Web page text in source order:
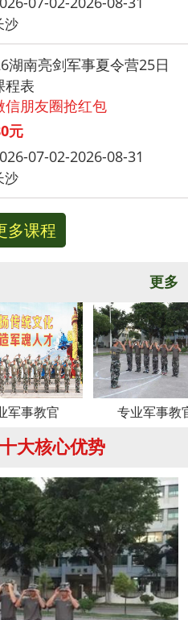
沙
湖南亮剑军事夏令营25日
程表
信朋友圈抢红包
元
07-02-2026-08-31
沙
多课程
更多
专业军事教官
大核心优势